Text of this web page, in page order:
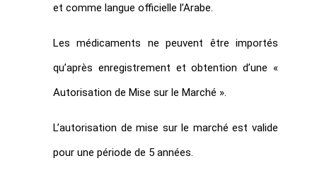
et comme langue officielle l’Arabe.
Les médicaments ne peuvent être importés
qu’après enregistrement et obtention d’une «
Autorisation de Mise sur le Marché ».
L’autorisation de mise sur le marché est valide
pour une période de 5 années.